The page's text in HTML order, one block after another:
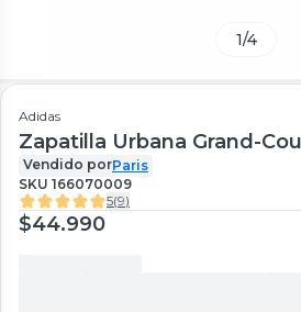
1/4
Adidas
Zapatilla Urbana Grand-
Vendido porParis
SKU 166070009
5(9)
$44.990